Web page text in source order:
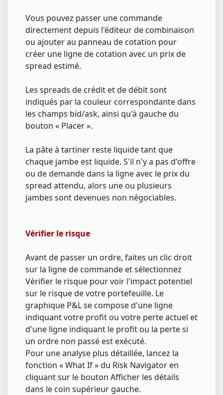
Vous pouvez passer une commande
directement depuis l'éditeur de combinaison
ou ajouter au panneau de cotation pour
créer une ligne de cotation avec un prix de
spread estimé.
Les spreads de crédit et de débit sont
indiqués par la couleur correspondante dans
les champs bid/ask, ainsi qu'à gauche du
bouton « Placer ».
La pâte à tartiner reste liquide tant que
chaque jambe est liquide. S'il n'y a pas d'offre
ou de demande dans la ligne avec le prix du
spread attendu, alors une ou plusieurs
jambes sont devenues non négociables.
Vérifier le risque
Avant de passer un ordre, faites un clic droit
sur la ligne de commande et sélectionnez
Vérifier le risque pour voir l'impact potentiel
sur le risque de votre portefeuille. Le
graphique P&L se compose d'une ligne
indiquant votre profit ou votre perte actuel et
d'une ligne indiquant le profit ou la perte si
un ordre non passé est exécuté.
Pour une analyse plus détaillée, lancez la
fonction « What If » du Risk Navigator en
cliquant sur le bouton Afficher les détails
dans le coin supérieur gauche.